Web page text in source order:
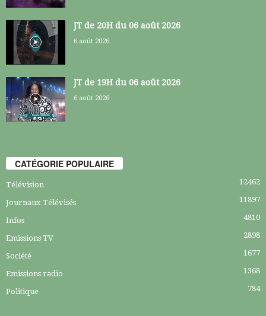
JT de 20H du 06 août 2026
6 août 2026
JT de 19H du 06 août 2026
6 août 2026
CATÉGORIE POPULAIRE
Télévision 12462
Journaux Télévisés 11897
Infos 4810
Emissions TV 2898
Société 1677
Emissions radio 1368
Politique 784